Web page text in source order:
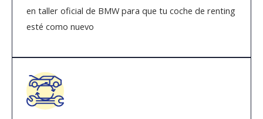
en taller oficial de BMW para que tu coche de renting
esté como nuevo